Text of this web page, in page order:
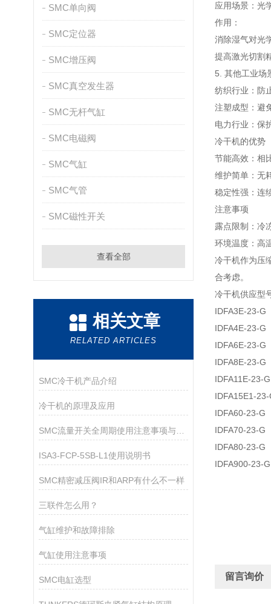
SMC单向阀
SMC定位器
SMC增压阀
SMC真空发生器
SMC无杆气缸
SMC电磁阀
SMC气缸
SMC气管
SMC磁性开关
查看全部
相关文章
RELATED ARTICLES
SMC冷干机产品介绍
冷干机的原理及应用
SMC流量开关全周期使用注意事项与技术规范
ISA3-FCP-5SB-L1使用说明书
SMC精密减压阀IR和ARP有什么不一样
三联件怎么用？
气缸维护和故障排除
气缸使用注意事项
SMC电缸选型
应用场景：光
作用：
消除湿气对光
提高激光切割
5. 其他工业场
纺织行业：防
注塑成型：避
电力行业：保
冷干机的优势
节能高效：相
维护简单：无
稳定性强：连
注意事项
露点限制：冷
环境温度：高
冷干机作为压
合考虑。
冷干机供应型
IDFA3E-23-G
IDFA4E-23-G
IDFA6E-23-G
IDFA8E-23-G
IDFA11E-23-G
IDFA15E1-23-
IDFA60-23-G
IDFA70-23-G
IDFA80-23-G
IDFA900-23-G
留言询价